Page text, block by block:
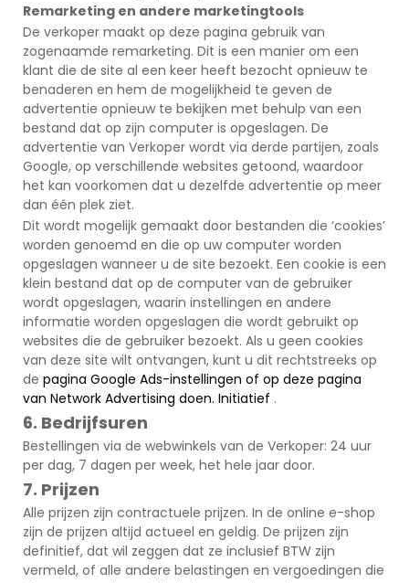
Remarketing en andere marketingtools
De verkoper maakt op deze pagina gebruik van
zogenaamde remarketing. Dit is een manier om een
klant die de site al een keer heeft bezocht opnieuw te
benaderen en hem de mogelijkheid te geven de
advertentie opnieuw te bekijken met behulp van een
bestand dat op zijn computer is opgeslagen. De
advertentie van Verkoper wordt via derde partijen, zoals
Google, op verschillende websites getoond, waardoor
het kan voorkomen dat u dezelfde advertentie op meer
dan één plek ziet.
Dit wordt mogelijk gemaakt door bestanden die ‘cookies’
worden genoemd en die op uw computer worden
opgeslagen wanneer u de site bezoekt. Een cookie is een
klein bestand dat op de computer van de gebruiker
wordt opgeslagen, waarin instellingen en andere
informatie worden opgeslagen die wordt gebruikt op
websites die de gebruiker bezoekt. Als u geen cookies
van deze site wilt ontvangen, kunt u dit rechtstreeks op
de pagina Google Ads-instellingen of op deze pagina
van Network Advertising doen. Initiatief .
6. Bedrijfsuren
Bestellingen via de webwinkels van de Verkoper: 24 uur
per dag, 7 dagen per week, het hele jaar door.
7. Prijzen
Alle prijzen zijn contractuele prijzen. In de online e-shop
zijn de prijzen altijd actueel en geldig. De prijzen zijn
definitief, dat wil zeggen dat ze inclusief BTW zijn
vermeld, of alle andere belastingen en vergoedingen die